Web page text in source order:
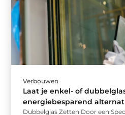
Verbouwen
Laat je enkel- of
energiebesparend
Dubbelglas Zetten Door een